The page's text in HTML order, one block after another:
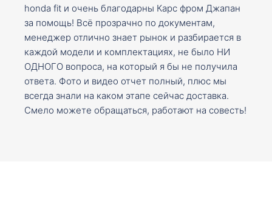
honda fit и очень благодарны Карс фром Джапан
за помощь! Всё прозрачно по документам,
менеджер отлично знает рынок и разбирается в
каждой модели и комплектациях, не было НИ
ОДНОГО вопроса, на который я бы не получила
ответа. Фото и видео отчет полный, плюс мы
всегда знали на каком этапе сейчас доставка.
Смело можете обращаться, работают на совесть!